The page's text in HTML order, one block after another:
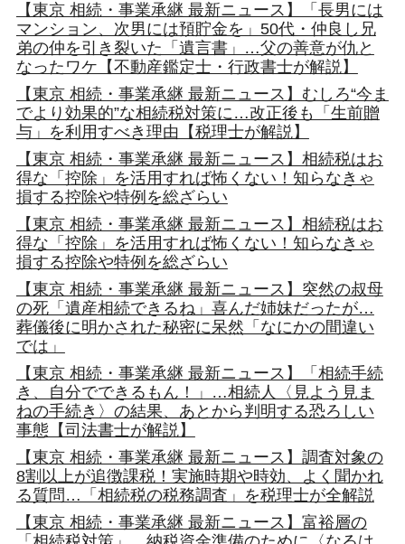
【東京 相続・事業承継 最新ニュース】「長男には
マンション、次男には預貯金を」50代・仲良し兄
弟の仲を引き裂いた「遺言書」…父の善意が仇と
なったワケ【不動産鑑定士・行政書士が解説】
【東京 相続・事業承継 最新ニュース】むしろ“今ま
でより効果的”な相続税対策に…改正後も「生前贈
与」を利用すべき理由【税理士が解説】
【東京 相続・事業承継 最新ニュース】相続税はお
得な「控除」を活用すれば怖くない！知らなきゃ
損する控除や特例を総ざらい
【東京 相続・事業承継 最新ニュース】相続税はお
得な「控除」を活用すれば怖くない！知らなきゃ
損する控除や特例を総ざらい
【東京 相続・事業承継 最新ニュース】突然の叔母
の死「遺産相続できるね」喜んだ姉妹だったが…
葬儀後に明かされた秘密に呆然「なにかの間違い
では」
【東京 相続・事業承継 最新ニュース】「相続手続
き、自分でできるもん！」…相続人〈見よう見ま
ねの手続き〉の結果、あとから判明する恐ろしい
事態【司法書士が解説】
【東京 相続・事業承継 最新ニュース】調査対象の
8割以上が追徴課税！実施時期や時効、よく聞かれ
る質問…「相続税の税務調査」を税理士が全解説
【東京 相続・事業承継 最新ニュース】富裕層の